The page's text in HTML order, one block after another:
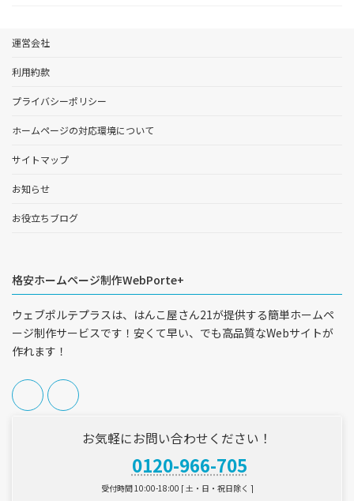
運営会社
利用約款
プライバシーポリシー
ホームページの対応環境について
サイトマップ
お知らせ
お役立ちブログ
格安ホームページ制作WebPorte+
ウェブポルテプラスは、はんこ屋さん21が提供する簡単ホームペ
ージ制作サービスです！安くて早い、でも高品質なWebサイトが
作れます！
お気軽にお問い合わせください！
0120-966-705
受付時間 10:00-18:00 [ 土・日・祝日除く ]